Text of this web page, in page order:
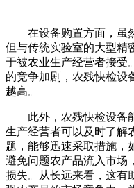
在设备购置方面，虽然
但与传统实验室的大型精
于被农业生产经营者接受
的竞争加剧，农残快检设
越高。
此外，农残快检设备能
生产经营者可以及时了解
题，能够迅速采取措施，
避免问题农产品流入市场
损失。从长远来看，这有